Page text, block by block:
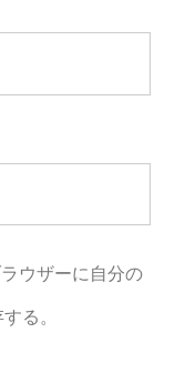
ウザーに自分の
る。